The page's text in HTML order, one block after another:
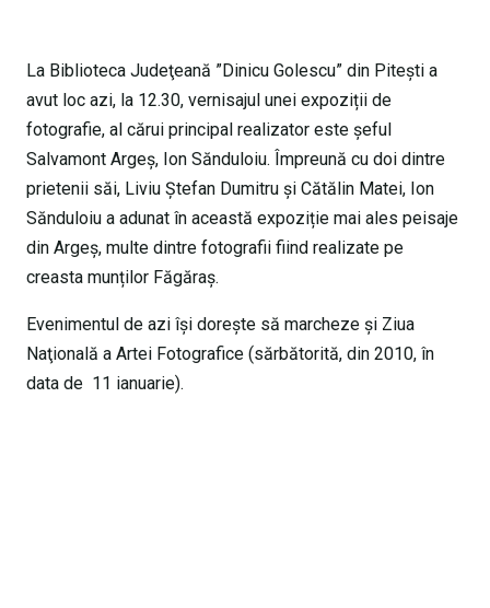
La Biblioteca Judeţeană ”Dinicu Golescu” din Piteşti a
avut loc azi, la 12.30, vernisajul unei expoziții de
fotografie, al cărui principal realizator este șeful
Salvamont Argeș, Ion Sănduloiu. Împreună cu doi dintre
prietenii săi, Liviu Ştefan Dumitru şi Cătălin Matei, Ion
Sănduloiu a adunat în această expoziție mai ales peisaje
din Argeș, multe dintre fotografii fiind realizate pe
creasta munților Făgăraș.
Evenimentul de azi își dorește să marcheze și Ziua
Naţională a Artei Fotografice (sărbătorită, din 2010, în
data de 11 ianuarie).